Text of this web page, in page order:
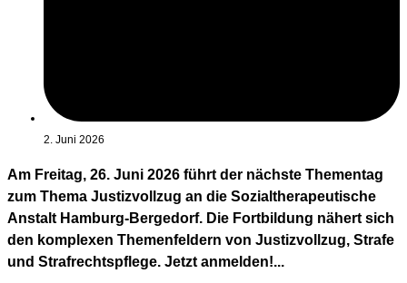
2. Juni 2026
Am Freitag, 26. Juni 2026 führt der nächste Thementag
zum Thema Justizvollzug an die Sozialtherapeutische
Anstalt Hamburg-Bergedorf. Die Fortbildung nähert sich
den komplexen Themenfeldern von Justizvollzug, Strafe
und Strafrechtspflege. Jetzt anmelden!...